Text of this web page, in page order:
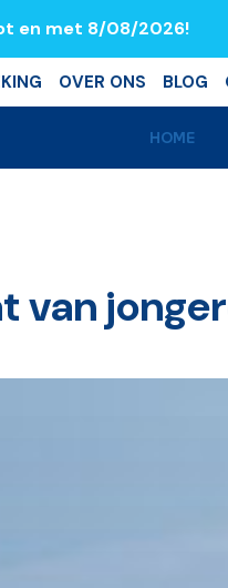
en met 8/08/2026!
OVER ONS BLOG
HOME
van